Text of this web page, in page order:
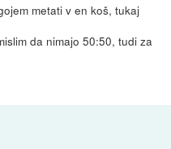
metati v en koš, tukaj
da nimajo 50:50, tudi za